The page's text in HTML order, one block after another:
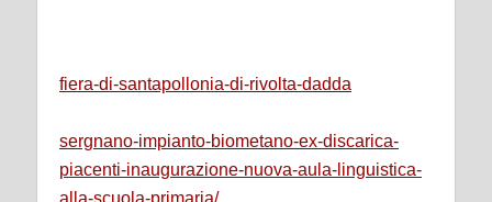
fiera-di-santapollonia-di-rivolta-dadda
sergnano-impianto-biometano-ex-discarica-
piacenti-inaugurazione-nuova-aula-linguistica-